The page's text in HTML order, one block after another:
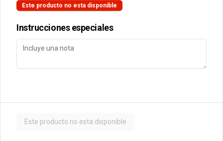
Cocteles
Este producto no esta disponible
Instrucciones especiales
Este producto no esta disponible